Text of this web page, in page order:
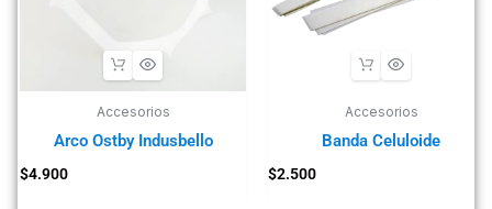
Accesorios
Arco Ostby Indusbello
$4.900
Accesorios
Banda Celuloide
$2.500